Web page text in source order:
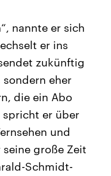
USA
Hintergründe
Wirtschaftlich und
gehören die Vereinigten
den mächtigsten Ländern
mit großem Einfluss auf
aktuelle Weltgeschehen.
nannte er sich
er ins
zukünftig
eher
die ein Abo
spricht er über
und
große Zeit
Schmidt-